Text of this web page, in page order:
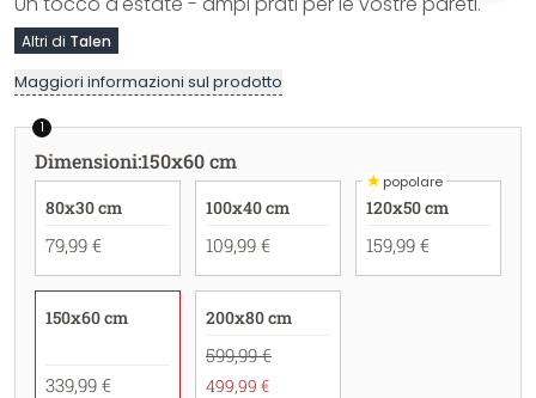
Altri di Talen
Maggiori informazioni sul prodotto
1
Dimensioni:150x60 cm
80x30 cm
79,99 €
100x40 cm
109,99 €
★popolare
120x50 cm
159,99 €
150x60 cm
339,99 €
200x80 cm
599,99 €
499,99 €